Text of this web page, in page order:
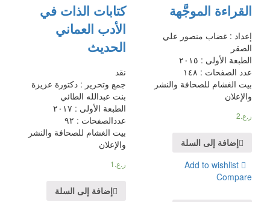
كتابات الذات في
الأدب العماني
الحديث
نقد
جمع وتحرير : دكتورة عزيزة
بنت عبدالله الطائي
الطبعة الأولى : ٢٠١٧
عددالصفحات : ٩٢
بيت الغشام للصحافة والنشر
والإعلان
ر.ع.1
إضافة إلى السلة
القراءة الموجَّهة
إعداد : غضاب منصور علي
الصقر
الطبعة الأولى : ٢٠١٥
عدد الصفحات : ١٤٨
بيت الغشام للصحافة والنشر
والإعلان
ر.ع.2
إضافة إلى السلة
Add to wishlist
Compare